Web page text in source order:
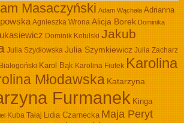
Masaczyński Adam Wąchała Adrianna
Agnieszka Wrona Alicja Borek Dominika
Dominik Kotulski Jakub
Julia Szydłowska Julia Szymkiewicz Julia Zacharz
Karol Bąk Karolina Fiutek Karolina
Młodawska Katarzyna
Furmanek Kinga
Kuba Tałaj Lidia Czarnecka Maja Peryt